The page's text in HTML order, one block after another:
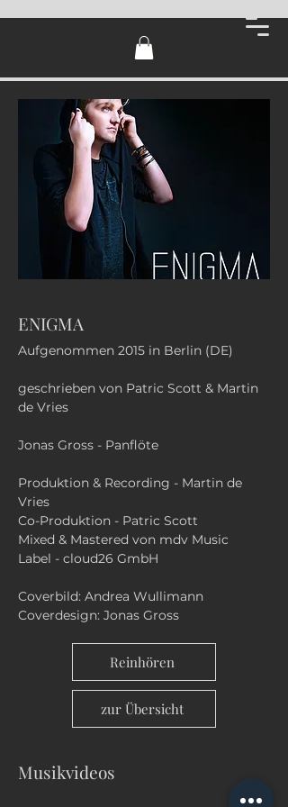
ENIGMA
Aufgenommen 2015 in Berlin (DE)
geschrieben von Patric Scott & Martin
de Vries
Jonas Gross - Panflöte
Produktion & Recording - Martin de
Vries
Co-Produktion - Patric Scott
Mixed & Mastered von mdv Music
Label - cloud26 GmbH
Coverbild: Andrea Wullimann
Coverdesign: Jonas Gross
Reinhören
zur Übersicht
Musikvideos